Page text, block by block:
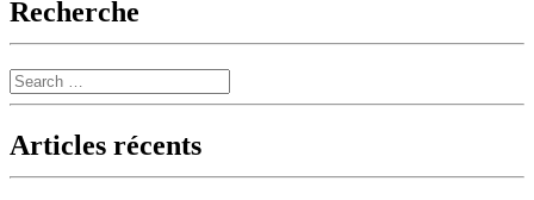
Recherche
Search
Articles récents